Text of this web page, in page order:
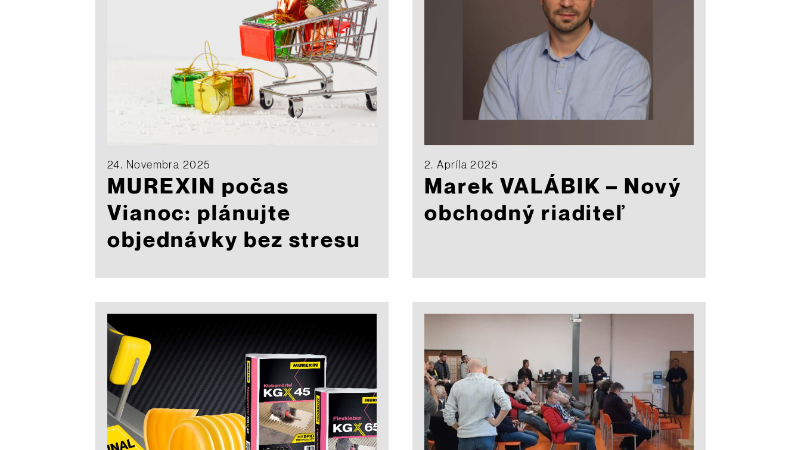
24. Novembra 2025
MUREXIN počas
Vianoc: plánujte
objednávky bez stresu
2. Apríla 2025
Marek VALÁBIK – Nový
obchodný riaditeľ